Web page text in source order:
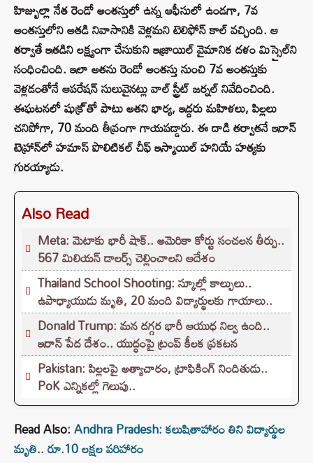
హిజ్బుల్లా నేత రెండో అంతస్తులో ఉన్న ఆఫీసులో ఉండగా, 7వ
అంతస్తులోని అతడి నివాసానికి వెళ్లమని టెలిఫోన్ కాల్ వచ్చింది. ఆ
తర్వాతే ఇతడిని లక్ష్యంగా చేసుకుని ఇజ్రాయిల్ వైమానిక దళం మిస్సైల్‌ని
సంధించింది. ఇలా అతను రెండో అంతస్తు నుంచి 7వ అంతస్తుకు
వెళ్లడంతోనే ఆపరేషన్ సులువైనట్లు వాల్ స్ట్రీట్ జర్నల్ నివేదించింది.
ఈఘటనలో షుక్ర్ తో పాటు అతని భార్య, ఇద్దరు మహిళలు, పిల్లలు
చనిపోగా, 70 మంది తీవ్రంగా గాయపడ్డారు. ఈ దాడి తర్వాతనే ఇరాన్
టెహ్రాన్‌లో హమాస్ పొలిటికల్ చీఫ్ ఇస్మాయిల్ హనియే హత్యకు
గురయ్యాడు.
Also Read
Meta: మెటాకు భారీ షాక్.. అమెరికా కోర్టు సంచలన తీర్పు..
567 మిలియన్ డాలర్స్ చెల్లించాలని ఆదేశం
Thailand School Shooting: స్కూల్లో కాల్పులు..
ఉపాధ్యాయుడు మృతి, 20 మంది విద్యార్థులకు గాయాలు..
Donald Trump: మన దగ్గర భారీ ఆయుధ నిల్వ ఉంది..
ఇరాన్ పేద దేశం.. యుద్ధంపై ట్రంప్ కీలక ప్రకటన
Pakistan: పిల్లలపై అత్యాచారం, ట్రాఫికింగ్ నిందితుడు..
PoK ఎన్నికల్లో గెలుపు..
Read Also:Andhra Pradesh: కలుషితాహారం తిని విద్యార్థుల
మృతి.. రూ.10 లక్షల పరిహారం